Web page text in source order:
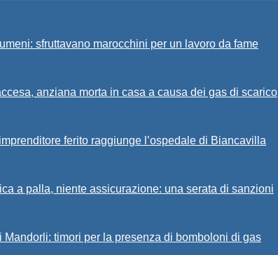
sfruttavano marocchini per un lavoro da fame
anziana morta in casa a causa dei gas di scarico
ferito raggiunge l’ospedale di Biancavilla
a palla, niente assicurazione: una serata di sanzioni
Mandorli: timori per la presenza di bomboloni di gas